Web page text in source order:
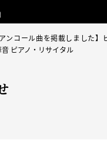
アンコール曲を掲載しました】
ピアノ・リサイタル